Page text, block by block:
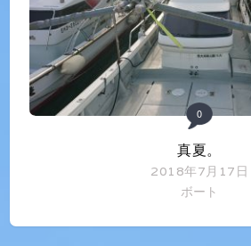
0
真夏。
2018年7月17日
ボート